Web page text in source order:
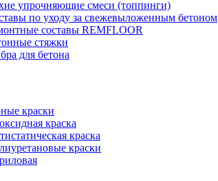
упрочняющие смеси (топпинги)
по уходу за свежевыложенным бетоном
составы REMFLOOR
стяжки
для бетона
краски
краска
краска
краски